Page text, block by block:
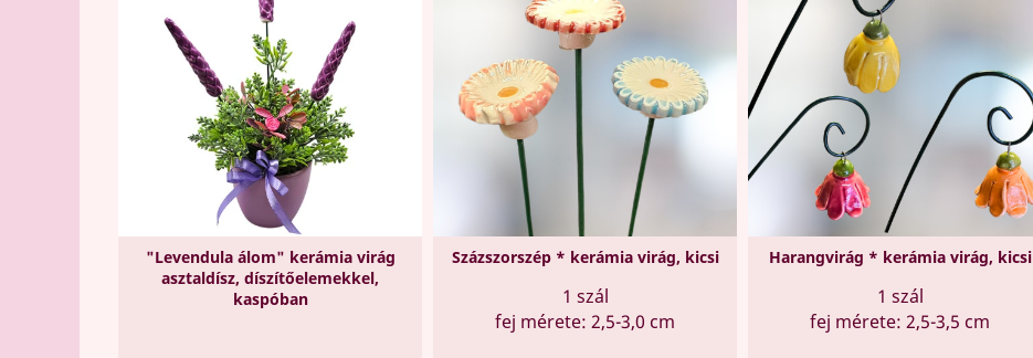
"Levendula álom" kerámia virág
asztaldísz, díszítőelemekkel,
kaspóban
Százszorszép * kerámia virág, kicsi
1 szál
fej mérete: 2,5-3,0 cm
Harangvirág * kerámia virág, kicsi
1 szál
fej mérete: 2,5-3,5 cm